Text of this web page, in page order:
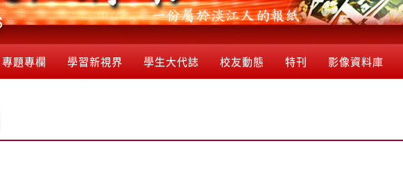
專題專欄 學習新視界 學生大代誌 校友動態 特刊 影像資料庫